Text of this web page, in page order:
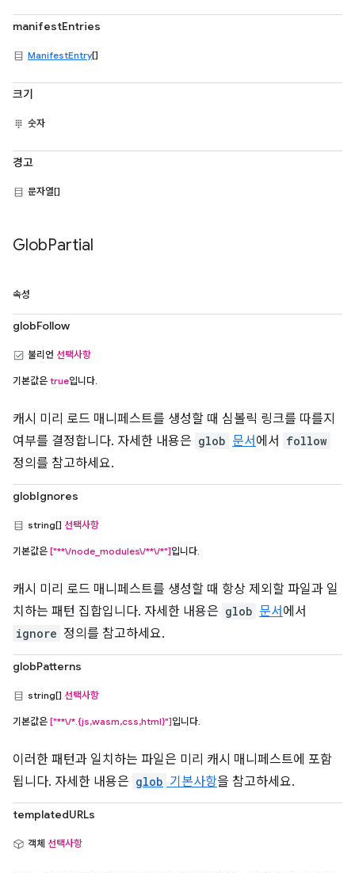
manifestEntries
ManifestEntry[]
크기
숫자
경고
문자열[]
GlobPartial
속성
globFollow
불리언 선택사항
기본값은 true입니다.
캐시 미리 로드 매니페스트를 생성할 때 심볼릭 링크를 따를지
여부를 결정합니다. 자세한 내용은 glob 문서 에서 follow
정의를 참고하세요.
globIgnores
string[] 선택사항
기본값은 ["**\/node_modules\/**\/*"]입니다.
캐시 미리 로드 매니페스트를 생성할 때 항상 제외할 파일과 일
치하는 패턴 집합입니다. 자세한 내용은 glob 문서 에서
ignore 정의를 참고하세요.
globPatterns
string[] 선택사항
기본값은 ["**\/*.{js,wasm,css,html}"]입니다.
이러한 패턴과 일치하는 파일은 미리 캐시 매니페스트에 포함
됩니다. 자세한 내용은 glob 기본사항을 참고하세요.
templatedURLs
객체 선택사항